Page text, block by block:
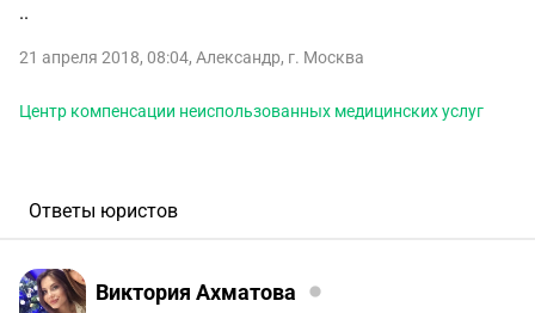
..
21 апреля 2018, 08:04, Александр, г. Москва
Центр компенсации неиспользованных медицинских услуг
Ответы юристов
Виктория Ахматова